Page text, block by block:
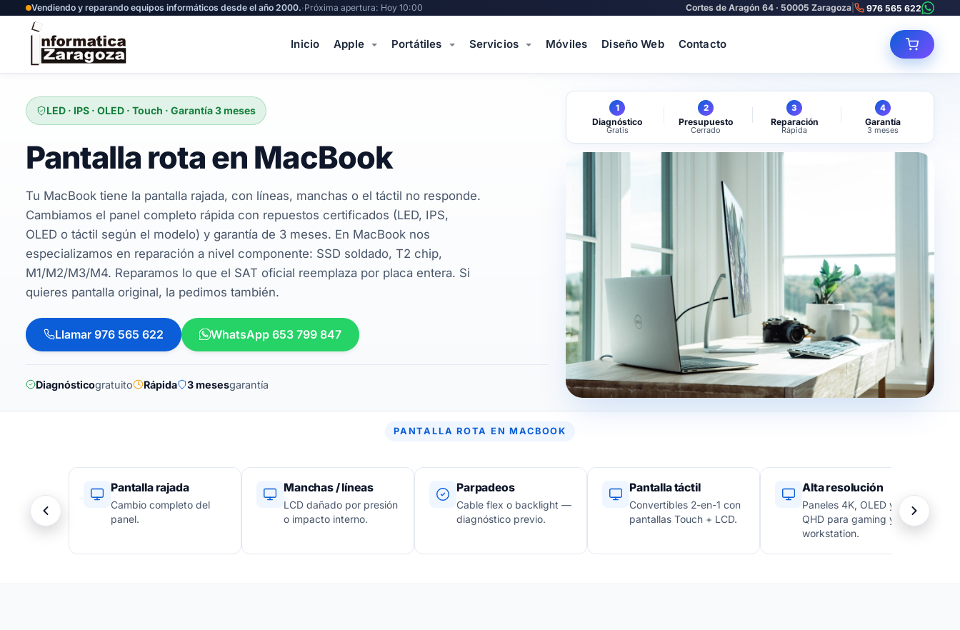
Vendiendo y reparando equipos informáticos desde el año 2000.·Próxima apertura: Hoy 10:00 Cortes de Aragón 64 · 50005 Zaragoza 976 565 622
Inicio Apple Portátiles Servicios Móviles Diseño Web Contacto
LED · IPS · OLED · Touch · Garantía 3 meses
Pantalla rota en MacBook
Tu MacBook tiene la pantalla rajada, con líneas, manchas o el táctil no responde.
Cambiamos el panel completo rápida con repuestos certificados (LED, IPS,
OLED o táctil según el modelo) y garantía de 3 meses. En MacBook nos
especializamos en reparación a nivel componente: SSD soldado, T2 chip,
M1/M2/M3/M4. Reparamos lo que el SAT oficial reemplaza por placa entera. Si
quieres pantalla original, la pedimos también.
Llamar 976 565 622 WhatsApp 653 799 847
Diagnósticogratuito Rápida 3 mesesgarantía
1
Diagnóstico
Gratis
2
Presupuesto
Cerrado
3
Reparación
Rápida
4
Garantía
3 meses
PANTALLA ROTA EN MACBOOK
Pantalla rajada
Cambio completo del
panel.
Manchas / líneas
LCD dañado por presión
o impacto interno.
Parpadeos
Cable flex o backlight —
diagnóstico previo.
Pantalla táctil
Convertibles 2-en-1 con
pantallas Touch + LCD.
Alta resolución
Paneles 4K, OLED y
QHD para gaming y
workstation.